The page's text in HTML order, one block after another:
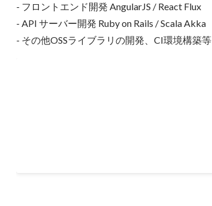
- フロントエンド開発 AngularJS / React Flux
- API サーバー開発 Ruby on Rails / Scala Akka
- その他OSSライブラリの開発、CI環境構築等